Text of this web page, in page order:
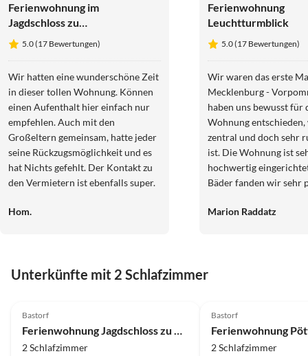
Ferienwohnung im
Jagdschloss zu
Hohen Niendorf
5.0 (17 Bewertungen)
Wir hatten eine wunderschöne Zeit
in dieser tollen Wohnung. Können
einen Aufenthalt hier einfach nur
empfehlen. Auch mit den
Großeltern gemeinsam, hatte jeder
seine Rückzugsmöglichkeit und es
hat Nichts gefehlt. Der Kontakt zu
den Vermietern ist ebenfalls super.
Hom.
Ferienwohnung
Leuchtturmblick
5.0 (17 Bewertungen)
Wir waren das erste
Mecklenburg -
haben uns bewusst für
Wohnung entschieden,
zentral und doch sehr
ist. Die Wohnung ist
hochwertig
Bäder fanden wir sehr praktisch.
bequem. Es war sehr
sind sehr freundlich
entdeckt und es gäbe
mehr zu entdecken.
ist einfach nur schön. Wer weiss,
Marion Raddatz
Unterkünfte mit 2 Schlafzimmer
Auszeichnung 2025
Bastorf
2 Schlafzimmer
Bastorf
Ferienwohnung
2 Schlafzimmer